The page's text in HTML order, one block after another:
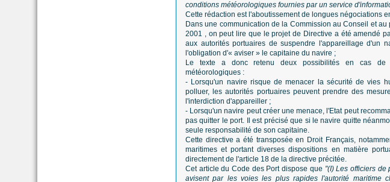
conditions météorologiques fournies par un service
Cette rédaction est l'aboutissement de longues négociations
Dans une communication de la Commission au Conseil et
2001 , on peut lire que le projet de Directive a été amendé
aux autorités portuaires de suspendre l'appareillage d'un
l'obligation d'« aviser » le capitaine du navire ;
Le texte a donc retenu deux possibilités en cas de
météorologiques :
- Lorsqu'un navire risque de menacer la sécurité de vies
polluer, les autorités portuaires peuvent prendre des
l'interdiction d'appareiller ;
- Lorsqu'un navire peut créer une menace, l'Etat peut
pas quitter le port. Il est précisé que si le navire quitte
seule responsabilité de son capitaine.
Cette directive a été transposée en Droit Français,
maritimes et portant diverses dispositions en matière
directement de l'article 18 de la directive précitée.
Cet article du Code des Port dispose que "(I) Les officiers
avisent par les voies les plus rapides l'autorité